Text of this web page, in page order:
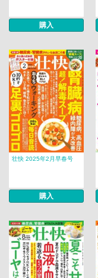
購入
壮快 2025年2月早春号
購入